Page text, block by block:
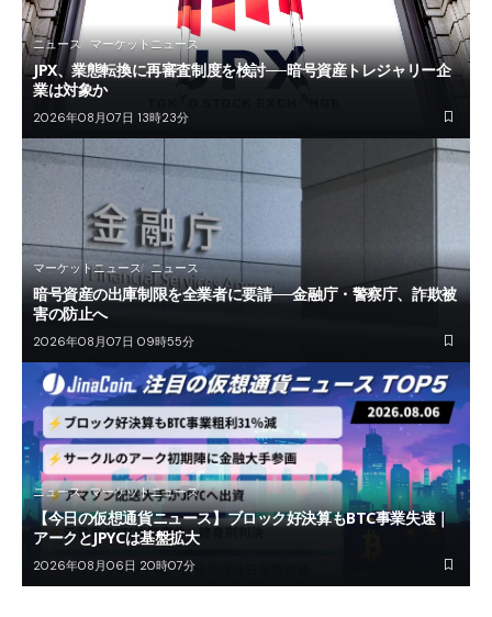
ニュース マーケットニュース
JPX、業態転換に再審査制度を検討──暗号資産トレジャリー企
業は対象か
2026年08月07日 13時23分
マーケットニュース ニュース
暗号資産の出庫制限を全業者に要請──金融庁・警察庁、詐欺被
害の防止へ
2026年08月07日 09時55分
ニュース マーケットニュース
【今日の仮想通貨ニュース】ブロック好決算もBTC事業失速｜
アークとJPYCは基盤拡大
2026年08月06日 20時07分